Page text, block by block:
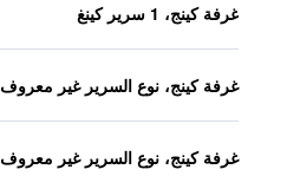
غرفة كينج، 1 سرير كينغ
غرفة كينج، نوع السرير غير معروف
غرفة كينج، نوع السرير غير معروف